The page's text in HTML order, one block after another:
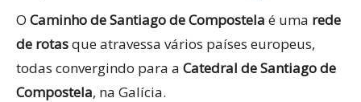
O Caminho de Santiago de Compostela é uma rede
de rotasque atravessa vários países europeus,
todas convergindo para a Catedral de Santiago de
Compostela, na Galícia.